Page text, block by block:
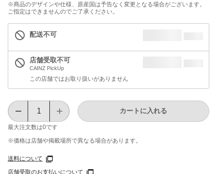
※商品のデザインや仕様、原産国は予告なく変更となる場合がございます。
ご指定はできませんのでご了承ください。
配送不可
店舗受取不可
CAINZ PickUp
この店舗ではお取り扱いがありません
最大注文数は0です
カートに入れる
※価格は​店舗や​掲載場所で​異なる​場合が​あります。
送料について
店舗受取のお支払いについて